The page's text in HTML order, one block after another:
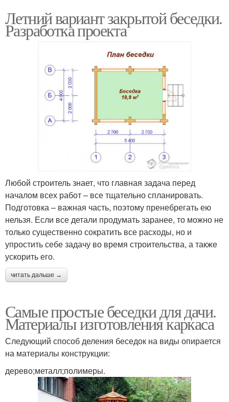
Летний вариант закрытой беседки.
Разработка проекта
Любой строитель знает, что главная задача перед
началом всех работ – все тщательно спланировать.
Подготовка – важная часть, поэтому пренебрегать ею
нельзя. Если все детали продумать заранее, то можно не
только существенно сократить все расходы, но и
упростить себе задачу во время строительства, а также
ускорить его.
читать дальше →
Самые простые беседки для дачи.
Материалы изготовления каркаса
Следующий способ деления беседок на виды опирается
на материалы конструкции:
дерево;металл;полимеры.